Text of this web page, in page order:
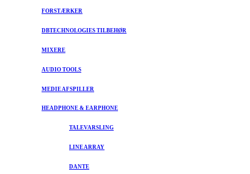
FORSTÆRKER
DBTECHNOLOGIES TILBEHØR
MIXERE
AUDIO TOOLS
MEDIE AFSPILLER
HEADPHONE & EARPHONE
TALEVARSLING
LINE ARRAY
DANTE